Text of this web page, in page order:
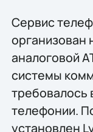
Сервис
организован
аналоговой
системы
требовалось
телефонии.
установлен